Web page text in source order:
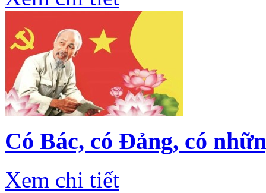
Có Bác, có Đảng, có
Xem chi tiết